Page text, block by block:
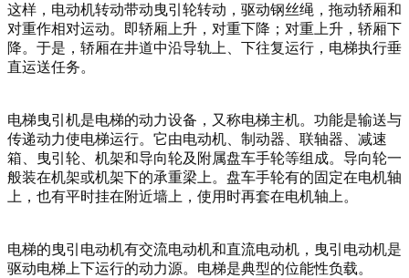
这样，电动机转动带动曳引轮转动，驱动钢丝绳，拖动轿厢和
对重作相对运动。即轿厢上升，对重下降；对重上升，轿厢下
降。于是，轿厢在井道中沿导轨上、下往复运行，电梯执行垂
直运送任务。
电梯曳引机是电梯的动力设备，又称电梯主机。功能是输送与
传递动力使电梯运行。它由电动机、制动器、联轴器、减速
箱、曳引轮、机架和导向轮及附属盘车手轮等组成。导向轮一
般装在机架或机架下的承重梁上。盘车手轮有的固定在电机轴
上，也有平时挂在附近墙上，使用时再套在电机轴上。
电梯的曳引电动机有交流电动机和直流电动机，曳引电动机是
驱动电梯上下运行的动力源。电梯是典型的位能性负载。